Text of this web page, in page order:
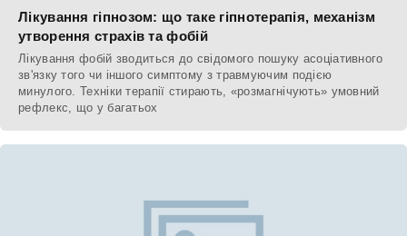
Лікування гіпнозом: що таке гіпнотерапія, механізм
утворення страхів та фобій
Лікування фобій зводиться до свідомого пошуку асоціативного
зв'язку того чи іншого симптому з травмуючим подією
минулого. Техніки терапії стирають, «розмагнічують» умовний
рефлекс, що у багатьох